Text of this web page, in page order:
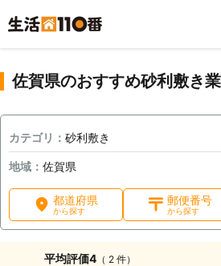
佐賀県のおすすめ砂利敷き
カテゴリ： 砂利敷き
地域： 佐賀県
都道府県
から探す
郵便番号
から探す
平均評価4 （ 2 件）